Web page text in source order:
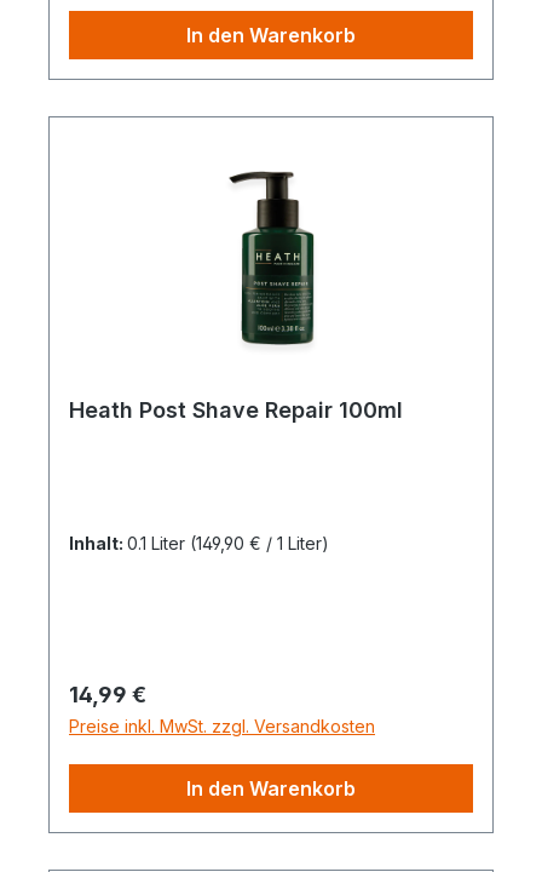
In den Warenkorb
Heath Post Shave Repair 100ml
Inhalt: 0.1 Liter (149,90 € / 1 Liter)
Regulärer Preis:
14,99 €
Preise inkl. MwSt. zzgl. Versandkosten
In den Warenkorb